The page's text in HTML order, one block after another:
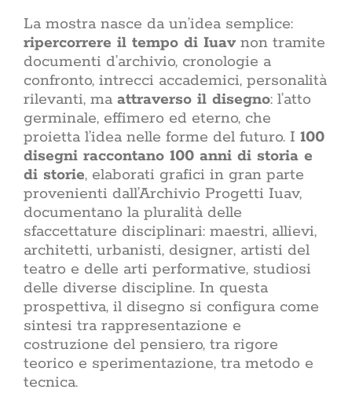
casa
alle
casa
ogni
delle
restyling
Lifestyle: il
giorno Il
propria vita.
La mostra nasce da un’idea semplice:
ripercorrere il tempo di Iuavnon tramite
documenti d’archivio, cronologie a
confronto, intrecci accademici, personalità
rilevanti, ma attraverso il disegno: l’atto
germinale, effimero ed eterno, che
proietta l’idea nelle forme del futuro. I 100
disegni raccontano 100 anni di storia e
di storie, elaborati grafici in gran parte
provenienti dall’Archivio Progetti Iuav,
documentano la pluralità delle
sfaccettature disciplinari: maestri, allievi,
architetti, urbanisti, designer, artisti del
teatro e delle arti performative, studiosi
delle diverse discipline. In questa
prospettiva, il disegno si configura come
sintesi tra rappresentazione e
costruzione del pensiero, tra rigore
teorico e sperimentazione, tra metodo e
tecnica.